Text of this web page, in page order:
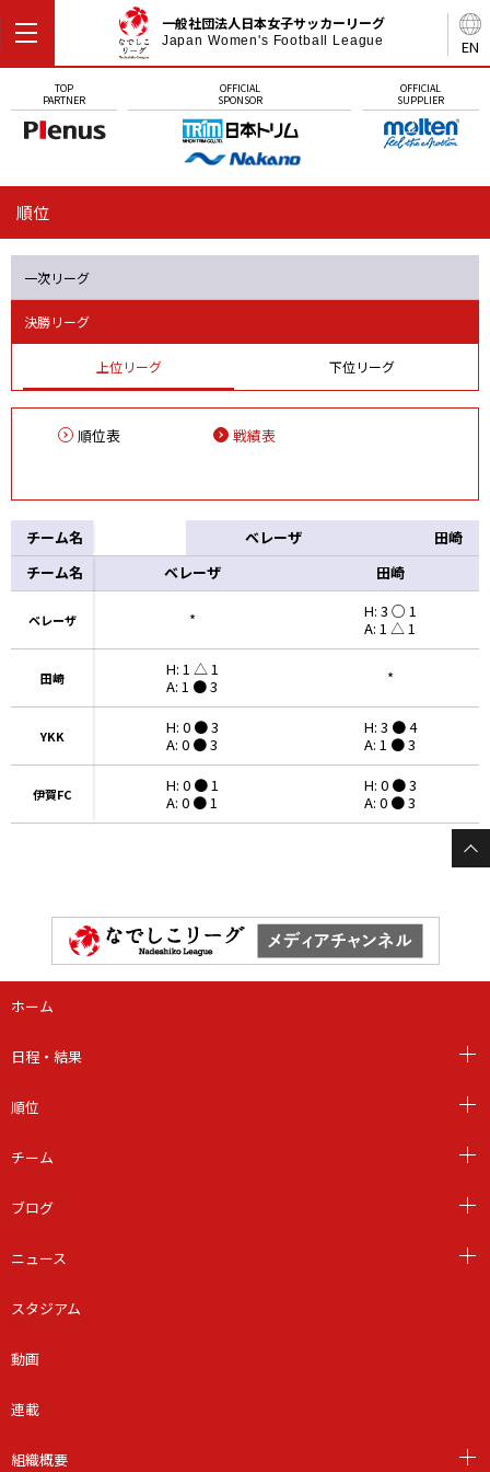
EN
一般社団法人日本女子サッカーリーグ
Japan Women's Football League
TOP
PARTNER
OFFICIAL
SPONSOR
OFFICIAL
SUPPLIER
順位
一次リーグ
決勝リーグ
上位リーグ 下位リーグ
順位表 戦績表
チーム名 ベレーザ 田崎
ベレーザ *
H: 3 ○ 1
A: 1 △ 1
田崎
H: 1 △ 1
A: 1 ● 3
*
YKK
H: 0 ● 3
A: 0 ● 3
H: 3 ● 4
A: 1 ● 3
伊賀FC
H: 0 ● 1
A: 0 ● 1
H: 0 ● 3
A: 0 ● 3
チーム名
ベレーザ
田崎
YKK
伊賀FC
チーム名 ベレーザ 田崎
ホーム
日程・結果
順位
チーム
ブログ
ニュース
スタジアム
動画
連載
組織概要